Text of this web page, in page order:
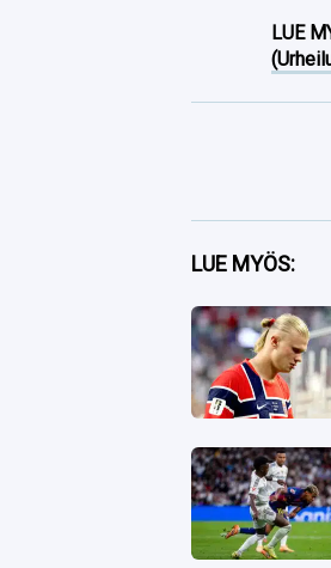
LUE
Facebook
Twitter
Whatsapp
LUE MYÖS: